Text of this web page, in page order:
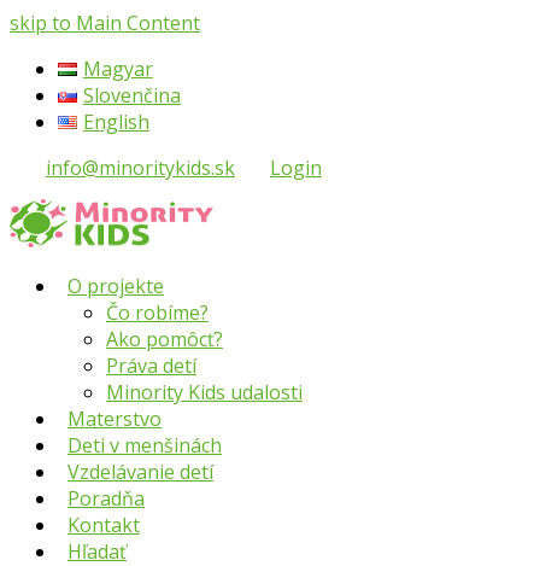
skip to Main Content
Magyar
Slovenčina
English
info@minoritykids.sk
Login
O projekte
Čo robíme?
Ako pomôcť?
Práva detí
Minority Kids udalosti
Materstvo
Deti v menšinách
Vzdelávanie detí
Poradňa
Kontakt
Hľadať